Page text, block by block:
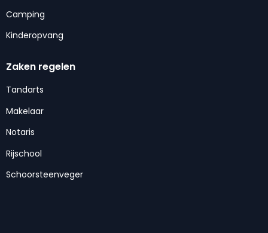
Camping
Kinderopvang
Zaken regelen
Tandarts
Makelaar
Notaris
Rijschool
Schoorsteenveger